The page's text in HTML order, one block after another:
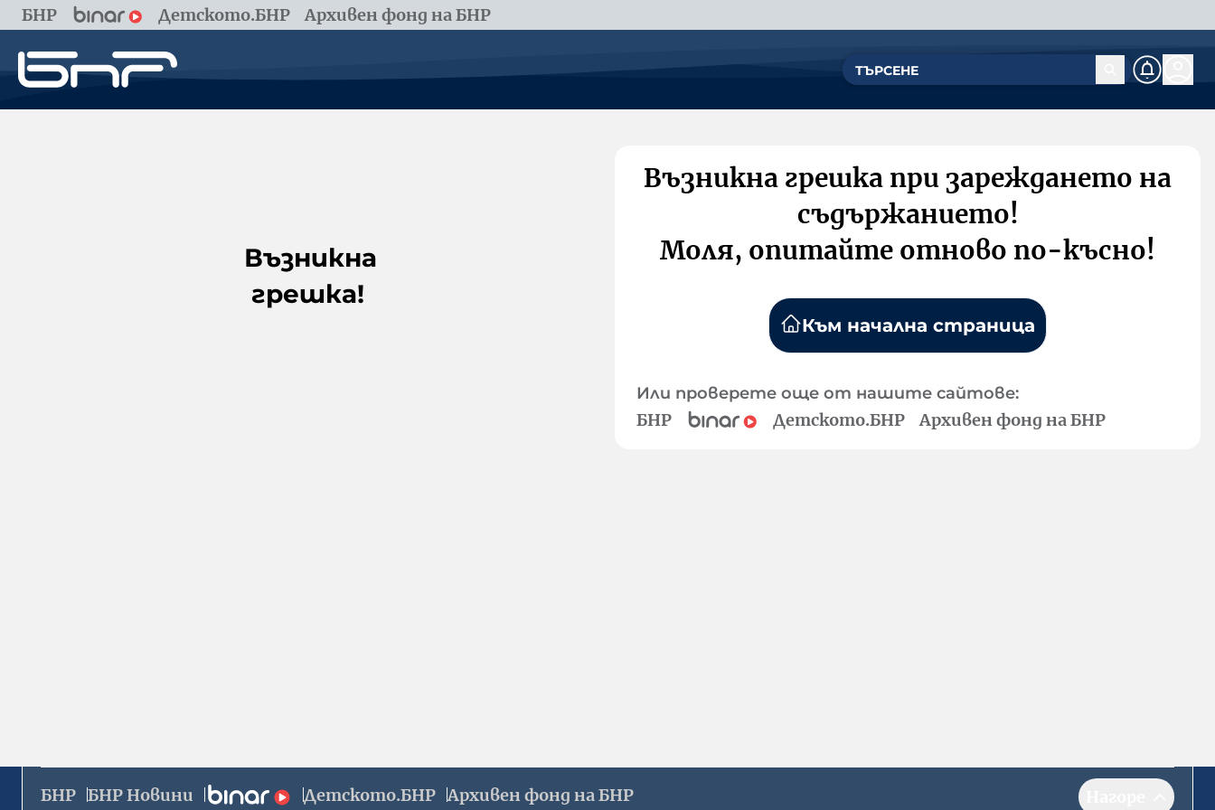
БНР Детското.БНР Архивен фонд на БНР
Възникна
грешка!
Възникна грешка при зареждането на
съдържанието!
Моля, опитайте отново по-късно!
Към начална страница
Или проверете още от нашите сайтове:
БНР Детското.БНР Архивен фонд на БНР
БНР БНР Новини Детското.БНР Архивен фонд на БНР